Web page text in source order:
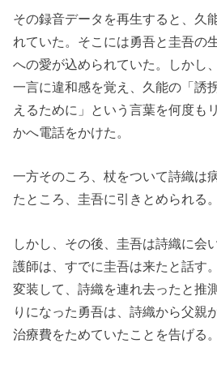
その録音データを再生すると、久
れていた。そこには勇吾と圭吾の
への愛が込められていた。しかし
一言に違和感を覚え、久能の「誘
えるために」という言葉を何度も
かへ電話をかけた。
一方そのころ、杖をついて詩織は
たところ、圭吾に引きとめられる。
しかし、その後、圭吾は詩織に会
護師は、すでに圭吾は来たと話す
変装して、詩織を連れ去ったと推
りになった勇吾は、詩織から父親
治療費をためていたことを告げる。